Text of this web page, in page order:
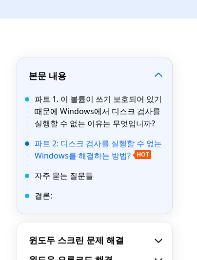
본문 내용
파트 1. 이 볼륨이 쓰기 보호되어 있기
때문에 Windows에서 디스크 검사를
실행할 수 없는 이유는 무엇입니까?
파트 2: 디스크 검사를 실행할 수 없는
Windows를 해결하는 방법?
HOT
자주 묻는 질문들
결론:
윈도두 스크린 문제 해결